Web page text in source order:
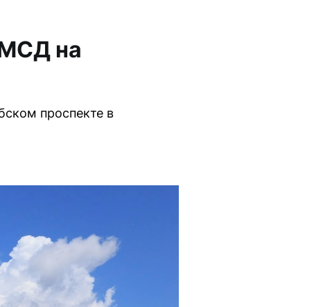
на
проспекте в